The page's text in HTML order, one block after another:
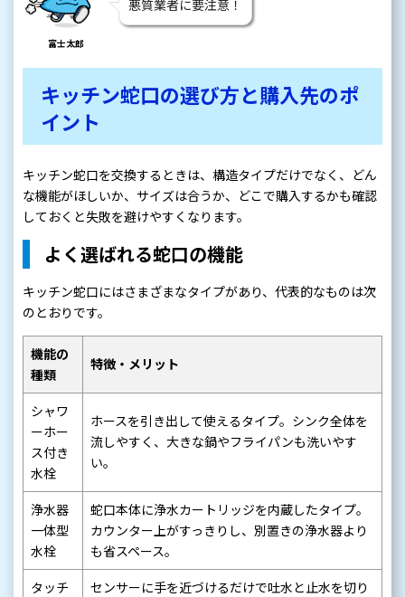
富士太郎
悪質業者に要注意！
キッチン蛇口の選び方と購入先のポ
イント
キッチン蛇口を交換するときは、構造タイプだけでなく、どん
な機能がほしいか、サイズは合うか、どこで購入するかも確認
しておくと失敗を避けやすくなります。
よく選ばれる蛇口の機能
キッチン蛇口にはさまざまなタイプがあり、代表的なものは次
のとおりです。
機能の
種類
特徴・メリット
シャワ
ーホー
ス付き
水栓
ホースを引き出して使えるタイプ。シンク全体を
流しやすく、大きな鍋やフライパンも洗いやす
い。
浄水器
一体型
水栓
蛇口本体に浄水カートリッジを内蔵したタイプ。
カウンター上がすっきりし、別置きの浄水器より
も省スペース。
タッチ
センサーに手を近づけるだけで吐水と止水を切り